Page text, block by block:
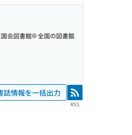
会図書館 全国の図書館
誌情報を一括出力 RSS
RSS